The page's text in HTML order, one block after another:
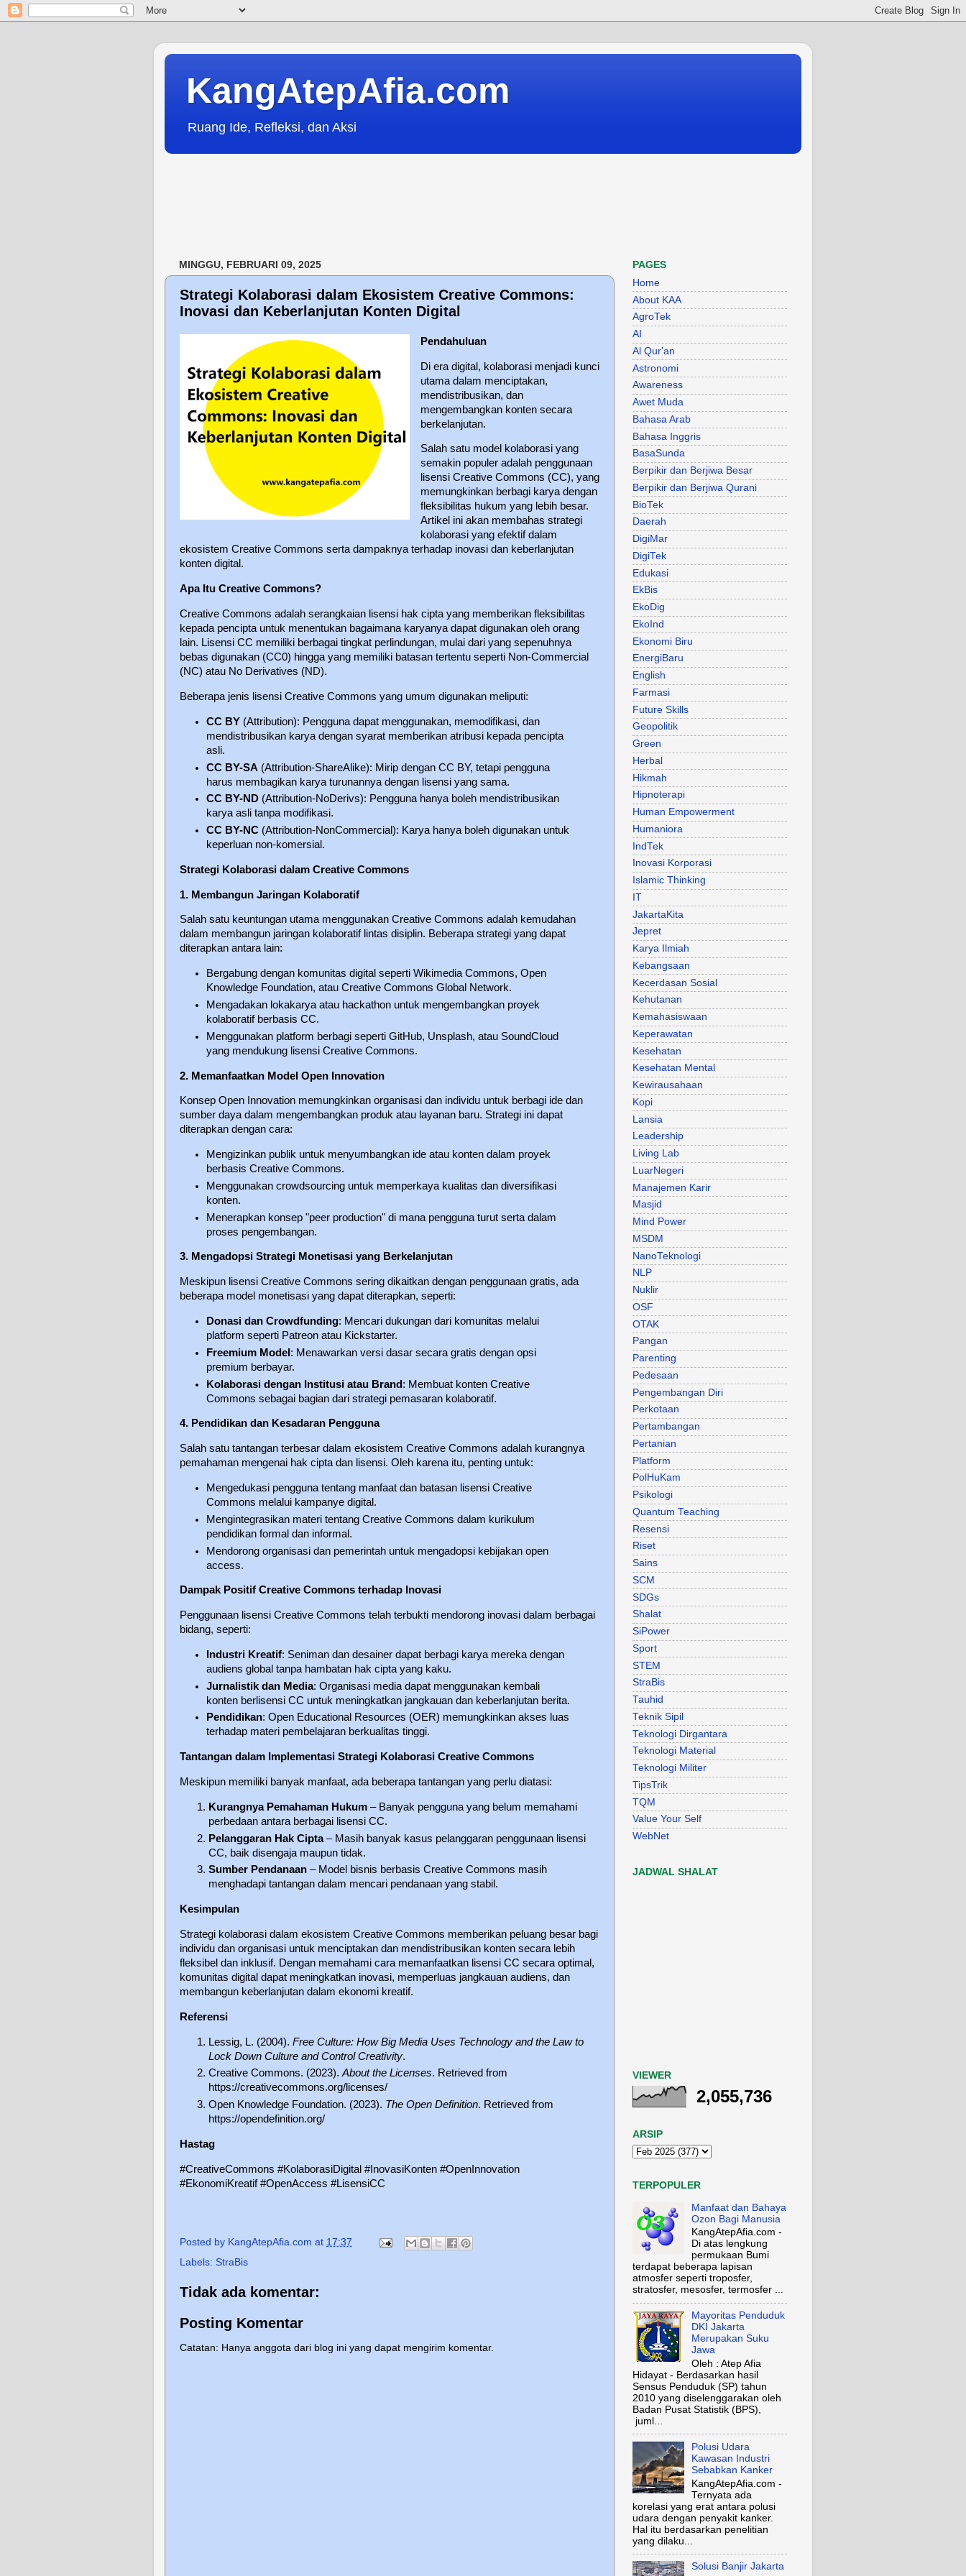
KangAtepAfia.com
Ruang Ide, Refleksi, dan Aksi
MINGGU, FEBRUARI 09, 2025
Strategi Kolaborasi dalam Ekosistem Creative Commons:
Inovasi dan Keberlanjutan Konten Digital
Pendahuluan
Di era digital, kolaborasi menjadi kunci
utama dalam menciptakan,
mendistribusikan, dan
mengembangkan konten secara
berkelanjutan.
Salah satu model kolaborasi yang
semakin populer adalah penggunaan
lisensi Creative Commons (CC), yang
memungkinkan berbagi karya dengan
fleksibilitas hukum yang lebih besar.
Artikel ini akan membahas strategi
kolaborasi yang efektif dalam
ekosistem Creative Commons serta dampaknya terhadap inovasi dan keberlanjutan
konten digital.
Apa Itu Creative Commons?
Creative Commons adalah serangkaian lisensi hak cipta yang memberikan fleksibilitas
kepada pencipta untuk menentukan bagaimana karyanya dapat digunakan oleh orang
lain. Lisensi CC memiliki berbagai tingkat perlindungan, mulai dari yang sepenuhnya
bebas digunakan (CC0) hingga yang memiliki batasan tertentu seperti Non-Commercial
(NC) atau No Derivatives (ND).
Beberapa jenis lisensi Creative Commons yang umum digunakan meliputi:
CC BY (Attribution): Pengguna dapat menggunakan, memodifikasi, dan
mendistribusikan karya dengan syarat memberikan atribusi kepada pencipta
asli.
CC BY-SA (Attribution-ShareAlike): Mirip dengan CC BY, tetapi pengguna
harus membagikan karya turunannya dengan lisensi yang sama.
CC BY-ND (Attribution-NoDerivs): Pengguna hanya boleh mendistribusikan
karya asli tanpa modifikasi.
CC BY-NC (Attribution-NonCommercial): Karya hanya boleh digunakan untuk
keperluan non-komersial.
Strategi Kolaborasi dalam Creative Commons
1. Membangun Jaringan Kolaboratif
Salah satu keuntungan utama menggunakan Creative Commons adalah kemudahan
dalam membangun jaringan kolaboratif lintas disiplin. Beberapa strategi yang dapat
diterapkan antara lain:
Bergabung dengan komunitas digital seperti Wikimedia Commons, Open
Knowledge Foundation, atau Creative Commons Global Network.
Mengadakan lokakarya atau hackathon untuk mengembangkan proyek
kolaboratif berbasis CC.
Menggunakan platform berbagi seperti GitHub, Unsplash, atau SoundCloud
yang mendukung lisensi Creative Commons.
2. Memanfaatkan Model Open Innovation
Konsep Open Innovation memungkinkan organisasi dan individu untuk berbagi ide dan
sumber daya dalam mengembangkan produk atau layanan baru. Strategi ini dapat
diterapkan dengan cara:
Mengizinkan publik untuk menyumbangkan ide atau konten dalam proyek
berbasis Creative Commons.
Menggunakan crowdsourcing untuk memperkaya kualitas dan diversifikasi
konten.
Menerapkan konsep "peer production" di mana pengguna turut serta dalam
proses pengembangan.
3. Mengadopsi Strategi Monetisasi yang Berkelanjutan
Meskipun lisensi Creative Commons sering dikaitkan dengan penggunaan gratis, ada
beberapa model monetisasi yang dapat diterapkan, seperti:
Donasi dan Crowdfunding: Mencari dukungan dari komunitas melalui
platform seperti Patreon atau Kickstarter.
Freemium Model : Menawarkan versi dasar secara gratis dengan opsi
premium berbayar.
Kolaborasi dengan Institusi atau Brand: Membuat konten Creative
Commons sebagai bagian dari strategi pemasaran kolaboratif.
4. Pendidikan dan Kesadaran Pengguna
Salah satu tantangan terbesar dalam ekosistem Creative Commons adalah kurangnya
pemahaman mengenai hak cipta dan lisensi. Oleh karena itu, penting untuk:
Mengedukasi pengguna tentang manfaat dan batasan lisensi Creative
Commons melalui kampanye digital.
Mengintegrasikan materi tentang Creative Commons dalam kurikulum
pendidikan formal dan informal.
Mendorong organisasi dan pemerintah untuk mengadopsi kebijakan open
access.
Dampak Positif Creative Commons terhadap Inovasi
Penggunaan lisensi Creative Commons telah terbukti mendorong inovasi dalam berbagai
bidang, seperti:
Industri Kreatif: Seniman dan desainer dapat berbagi karya mereka dengan
audiens global tanpa hambatan hak cipta yang kaku.
Jurnalistik dan Media: Organisasi media dapat menggunakan kembali
konten berlisensi CC untuk meningkatkan jangkauan dan keberlanjutan berita.
Pendidikan: Open Educational Resources (OER) memungkinkan akses luas
terhadap materi pembelajaran berkualitas tinggi.
Tantangan dalam Implementasi Strategi Kolaborasi Creative Commons
Meskipun memiliki banyak manfaat, ada beberapa tantangan yang perlu diatasi:
Kurangnya Pemahaman Hukum – Banyak pengguna yang belum memahami
perbedaan antara berbagai lisensi CC.
Pelanggaran Hak Cipta– Masih banyak kasus pelanggaran penggunaan lisensi
CC, baik disengaja maupun tidak.
Sumber Pendanaan – Model bisnis berbasis Creative Commons masih
menghadapi tantangan dalam mencari pendanaan yang stabil.
Kesimpulan
Strategi kolaborasi dalam ekosistem Creative Commons memberikan peluang besar bagi
individu dan organisasi untuk menciptakan dan mendistribusikan konten secara lebih
fleksibel dan inklusif. Dengan memahami cara memanfaatkan lisensi CC secara optimal,
komunitas digital dapat meningkatkan inovasi, memperluas jangkauan audiens, dan
membangun keberlanjutan dalam ekonomi kreatif.
Referensi
Lessig, L. (2004). Free Culture: How Big Media Uses Technology and the Law to
Lock Down Culture and Control Creativity.
Creative Commons. (2023).About the Licenses. Retrieved from
https://creativecommons.org/licenses/
Open Knowledge Foundation. (2023). The Open Definition. Retrieved from
https://opendefinition.org/
Hastag
#CreativeCommons #KolaborasiDigital #InovasiKonten #OpenInnovation
#EkonomiKreatif #OpenAccess #LisensiCC
Posted by KangAtepAfia.com at 17:37
Labels: StraBis
Tidak ada komentar:
Posting Komentar
Catatan: Hanya anggota dari blog ini yang dapat mengirim komentar.
PAGES
Home
About KAA
AgroTek
AI
Al Qur'an
Astronomi
Awareness
Awet Muda
Bahasa Arab
Bahasa Inggris
BasaSunda
Berpikir dan Berjiwa Besar
Berpikir dan Berjiwa Qurani
BioTek
Daerah
DigiMar
DigiTek
Edukasi
EkBis
EkoDig
EkoInd
Ekonomi Biru
EnergiBaru
English
Farmasi
Future Skills
Geopolitik
Green
Herbal
Hikmah
Hipnoterapi
Human Empowerment
Humaniora
IndTek
Inovasi Korporasi
Islamic Thinking
IT
JakartaKita
Jepret
Karya Ilmiah
Kebangsaan
Kecerdasan Sosial
Kehutanan
Kemahasiswaan
Keperawatan
Kesehatan
Kesehatan Mental
Kewirausahaan
Kopi
Lansia
Leadership
Living Lab
LuarNegeri
Manajemen Karir
Masjid
Mind Power
MSDM
NanoTeknologi
NLP
Nuklir
OSF
OTAK
Pangan
Parenting
Pedesaan
Pengembangan Diri
Perkotaan
Pertambangan
Pertanian
Platform
PolHuKam
Psikologi
Quantum Teaching
Resensi
Riset
Sains
SCM
SDGs
Shalat
SiPower
Sport
STEM
StraBis
Tauhid
Teknik Sipil
Teknologi Dirgantara
Teknologi Material
Teknologi Militer
TipsTrik
TQM
Value Your Self
WebNet
JADWAL SHALAT
VIEWER
2,055,736
ARSIP
TERPOPULER
Manfaat dan Bahaya
Ozon Bagi Manusia
KangAtepAfia.com -
Di atas lengkung
permukaan Bumi
terdapat beberapa lapisan
atmosfer seperti troposfer,
stratosfer, mesosfer, termosfer ...
Mayoritas Penduduk
DKI Jakarta
Merupakan Suku
Jawa
Oleh : Atep Afia
Hidayat - Berdasarkan hasil
Sensus Penduduk (SP) tahun
2010 yang diselenggarakan oleh
Badan Pusat Statistik (BPS),
juml...
Polusi Udara
Kawasan Industri
Sebabkan Kanker
KangAtepAfia.com -
Ternyata ada
korelasi yang erat antara polusi
udara dengan penyakit kanker.
Hal itu berdasarkan penelitian
yang dilaku...
Solusi Banjir Jakarta